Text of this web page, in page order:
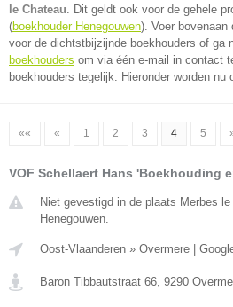
le Chateau. Dit geldt ook voor de gehele
(boekhouder Henegouwen). Voer bovenaan
voor de dichtstbijzijnde boekhouders of ga
boekhouders om via één e-mail in contact
boekhouders tegelijk. Hieronder worden nu
«« « 1 2 3 4 5
VOF Schellaert Hans 'Boekhouding
Niet gevestigd in de plaats Merbes
Henegouwen.
Oost-Vlaanderen » Overmere
Baron Tibbautstraat 66, 9290